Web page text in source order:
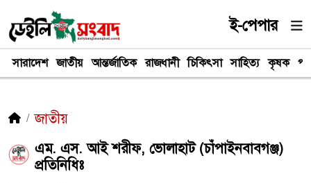
ই-পেপার
সারাদেশ জাতীয় আন্তর্জাতিক রাজধানী চিকিৎসা সাহিত্য কৃষক
জাতীয়
এম. এস. আই শরীফ, ভোলাহাট (চাঁপাইনবাবগঞ্জ)
প্রতিনিধিঃ